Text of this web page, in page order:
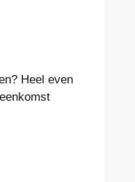
Heel even